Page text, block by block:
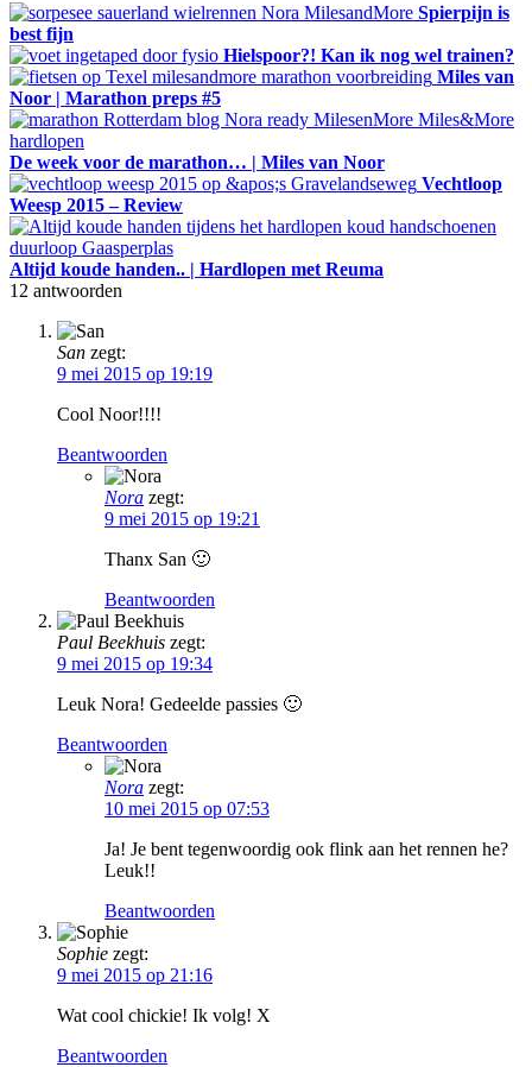
Spierpijn is
best fijn
Hielspoor?! Kan ik nog wel trainen?
Miles van
Noor | Marathon preps #5
De week voor de marathon… | Miles van Noor
Vechtloop
Weesp 2015 – Review
Altijd koude handen.. | Hardlopen met Reuma
12 antwoorden
San zegt:
9 mei 2015 op 19:19
Cool Noor!!!!
Beantwoorden
Nora zegt:
9 mei 2015 op 19:21
Thanx San 🙂
Beantwoorden
Paul Beekhuis zegt:
9 mei 2015 op 19:34
Leuk Nora! Gedeelde passies 🙂
Beantwoorden
Nora zegt:
10 mei 2015 op 07:53
Ja! Je bent tegenwoordig ook flink aan het rennen he?
Leuk!!
Beantwoorden
Sophie zegt:
9 mei 2015 op 21:16
Wat cool chickie! Ik volg! X
Beantwoorden